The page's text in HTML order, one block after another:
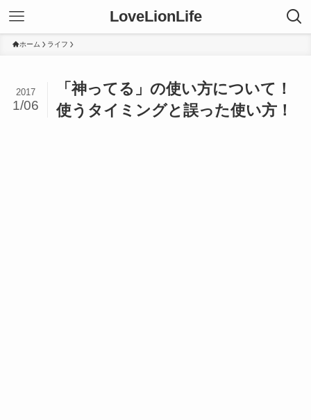
LoveLionLife
ホーム ライフ
「神ってる」の使い方について！
使うタイミングと誤った使い方！
2017
1/06